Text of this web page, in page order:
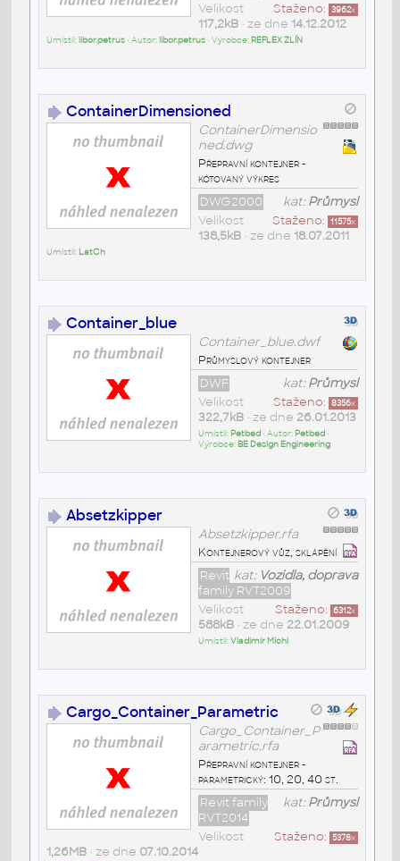
Staženo: 3962x
Velikost
117,2kB• ze dne 14.12.2012
Umístil: libor.petrus• Autor: libor.petrus• Výrobce: REFLEX ZLÍN
ContainerDimensioned
ContainerDimensio
ned.dwg
Přepravní kontejner -
kótovaný výkres
kat:Průmysl
DWG2000
Staženo: 11575x
Velikost
138,5kB• ze dne 18.07.2011
Umístil: LatCh
Container_blue
Container_blue.dwf
Průmyslový kontejner
kat:Průmysl
DWF
Staženo: 8356x
Velikost
322,7kB• ze dne 26.01.2013
Umístil: Petbed • Autor: Petbed •
Výrobce: BE Design Engineering
Absetzkipper
Absetzkipper.rfa
Kontejnerový vůz, sklápění
kat: Vozidla, doprava
Revit
family RVT2009
Staženo: 6312x
Velikost
588kB• ze dne 22.01.2009
Umístil:Vladimír Michl
Cargo_Container_Parametric
Cargo_Container_P
arametric.rfa
Přepravní kontejner -
parametrický: 10, 20, 40 st.
kat:Průmysl
Revit family
RVT2014
Staženo: 5378x
Velikost
1,26MB• ze dne 07.10.2014